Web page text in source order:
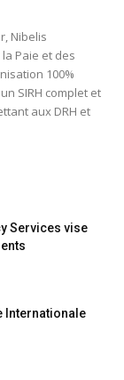
Nibelis
Paie et des
100%
SIRH complet et
aux DRH et
Services vise
Internationale